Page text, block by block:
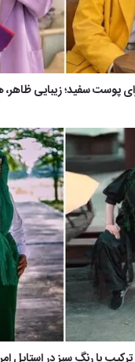
پوست سفید؛ زیبایی